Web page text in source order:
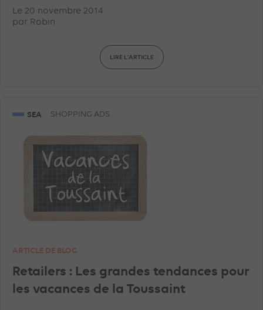
Le 20 novembre 2014
par Robin
LIRE L'ARTICLE
SEA SHOPPING ADS
ARTICLE DE BLOG
Retailers : Les grandes tendances pour
les vacances de la Toussaint